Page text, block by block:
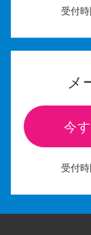
受付
メ
今
受付